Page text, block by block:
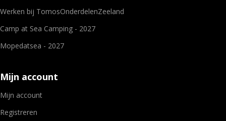
Werken bij TomosOnderdelenZeeland
Camp at Sea Camping - 2027
Mopedatsea - 2027
Mijn account
Mijn account
Registreren